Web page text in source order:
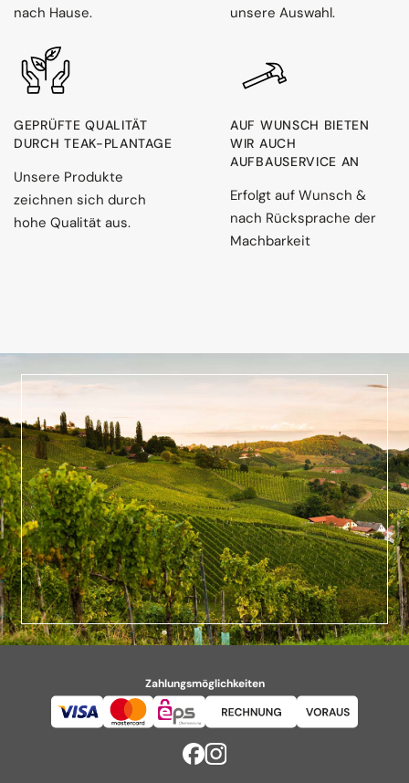
nach Hause.
unsere Auswahl.
GEPRÜFTE QUALITÄT
DURCH TEAK-PLANTAGE
Unsere Produkte
zeichnen sich durch
hohe Qualität aus.
AUF WUNSCH BIETEN
WIR AUCH
AUFBAUSERVICE AN
Erfolgt auf Wunsch &
nach Rücksprache der
Machbarkeit
Zahlungsmöglichkeiten